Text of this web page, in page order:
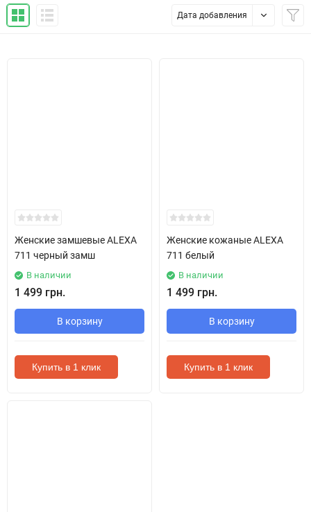
Дата добавления
Женские замшевые ALEXA
711 черный замш
В наличии
1 499 грн.
В корзину
Купить в 1 клик
Женские кожаные ALEXA
711 белый
В наличии
1 499 грн.
В корзину
Купить в 1 клик